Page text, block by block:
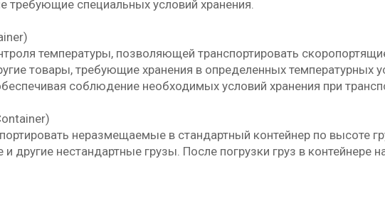
требующие специальных условий хранения.
температуры, позволяющей транспортировать
товары, требующие хранения в определенных температурных
соблюдение необходимых условий хранения при
неразмещаемые в стандартный контейнер по высоте
другие нестандартные грузы. После погрузки груз в